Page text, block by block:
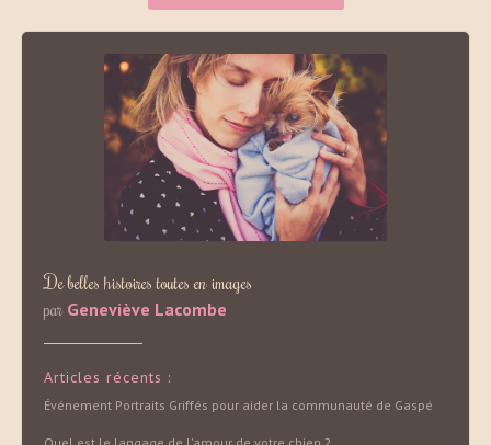
De belles histoires toutes en images
par Geneviève Lacombe
Articles récents :
Événement Portraits Griffés pour aider la communauté de Gaspé